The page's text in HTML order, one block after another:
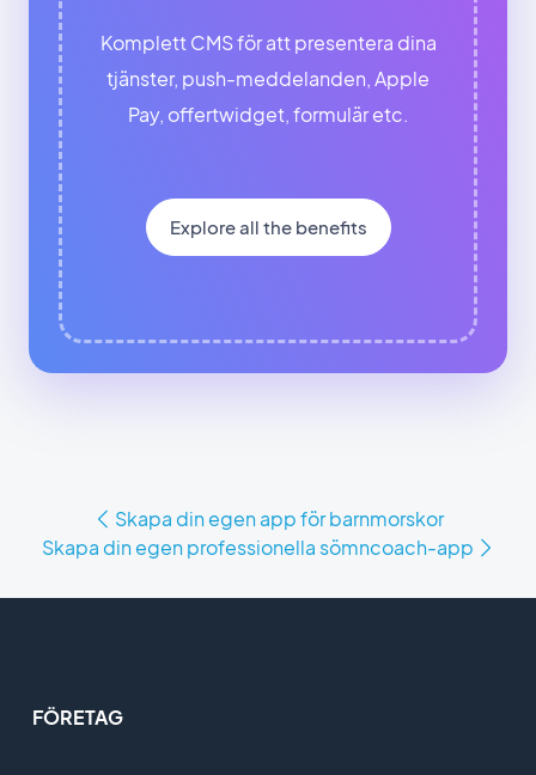
Komplett CMS för att presentera dina
tjänster, push-meddelanden, Apple
Pay, offertwidget, formulär etc.
Explore all the benefits
Skapa din egen app för barnmorskor
Skapa din egen professionella sömncoach-app
FÖRETAG